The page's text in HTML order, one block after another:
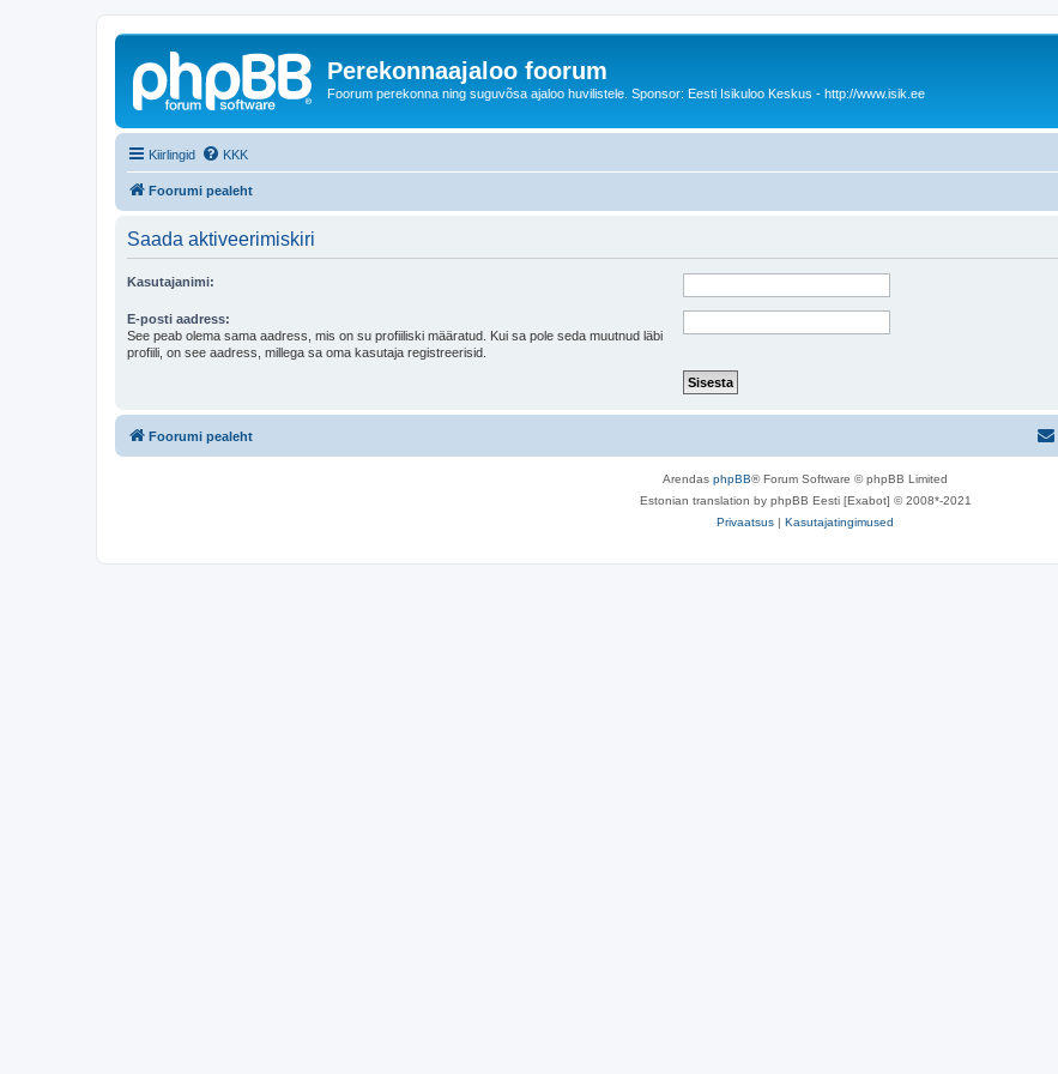
Perekonnaajaloo foorum
Foorum perekonna ning suguvõsa ajaloo huvilistele. Sponsor: Eesti Isikuloo Keskus - http://www.isik.ee
Kiirlingid KKK
Foorumi pealeht
Saada aktiveerimiskiri
Kasutajanimi:
E-posti aadress:
See peab olema sama aadress, mis on su profiiliski määratud. Kui sa pole seda muutnud läbi
profiili, on see aadress, millega sa oma kasutaja registreerisid.
Foorumi pealeht
Arendas phpBB® Forum Software © phpBB Limited
Estonian translation by phpBB Eesti [Exabot] © 2008*-2021
Privaatsus | Kasutajatingimused